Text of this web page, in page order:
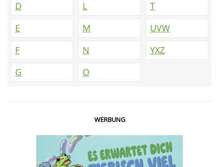
D
E
F
G
L
M
N
O
T
UVW
YXZ
WERBUNG